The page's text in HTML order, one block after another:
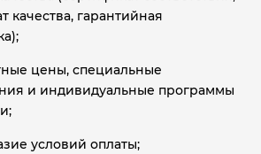
качества, гарантийная
цены, специальные
и индивидуальные программы
условий оплаты;